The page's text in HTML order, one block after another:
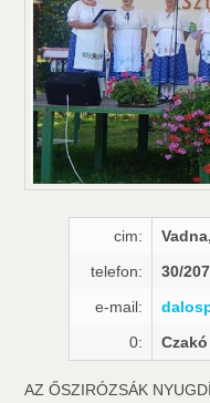
cim:
telefon:
30/
e-mail:
0:
AZ ŐSZIRÓZSÁK